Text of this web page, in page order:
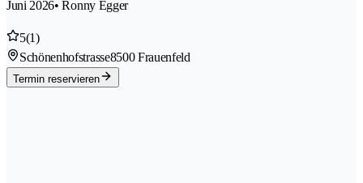
Juni 2026• Ronny Egger
5(1)
Schönenhofstrasse8500 Frauenfeld
Termin reservieren